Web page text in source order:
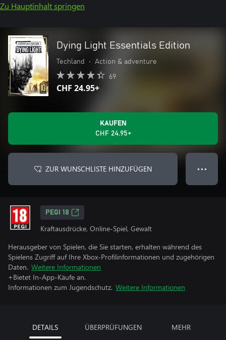
Zu Hauptinhalt springen
Dying Light Essentials Edition
Techland • Action & adventure
69
CHF 24.95+
KAUFEN
CHF 24.95+
ZUR WUNSCHLISTE HINZUFÜGEN ● ● ●
PEGI 18
Kraftausdrücke, Online-Spiel, Gewalt
Herausgeber von Spielen, die Sie starten, erhalten während des
Spielens Zugriff auf Ihre Xbox-Profilinformationen und zugehörigen
Daten. Weitere Informationen
+Bietet In-App-Käufe an.
Informationen zum Jugendschutz. Weitere Informationen
DETAILS ÜBERPRÜFUNGEN MEHR